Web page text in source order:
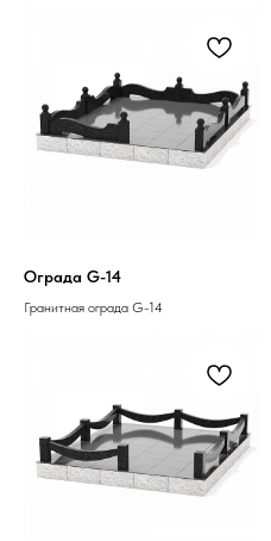
Ограда G-14
Гранитная ограда G-14